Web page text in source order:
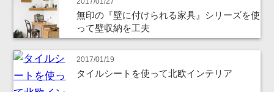
無印の『壁に付けられる家具』シリーズを使
って壁収納を工夫
2017/01/19
タイルシートを使って北欧インテリア